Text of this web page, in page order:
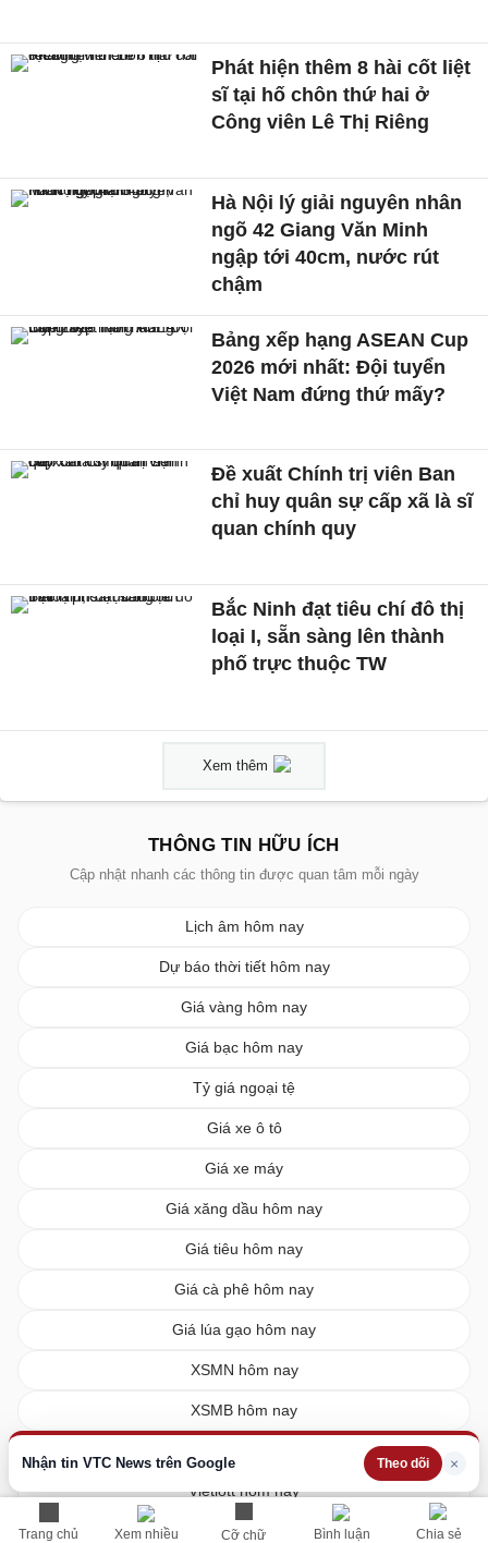
Trang chủ Xem nhiều Cỡ chữ Bình luận Chia sẻ
Nhận tin VTC News trên Google Theo dõi ×
Phát hiện thêm 8 hài cốt liệt
sĩ tại hố chôn thứ hai ở
Công viên Lê Thị Riêng
Hà Nội lý giải nguyên nhân
ngõ 42 Giang Văn Minh
ngập tới 40cm, nước rút
chậm
Bảng xếp hạng ASEAN Cup
2026 mới nhất: Đội tuyển
Việt Nam đứng thứ mấy?
Đề xuất Chính trị viên Ban
chỉ huy quân sự cấp xã là sĩ
quan chính quy
Bắc Ninh đạt tiêu chí đô thị
loại I, sẵn sàng lên thành
phố trực thuộc TW
Xem thêm
THÔNG TIN HỮU ÍCH
Cập nhật nhanh các thông tin được quan tâm mỗi ngày
Lịch âm hôm nay
Dự báo thời tiết hôm nay
Giá vàng hôm nay
Giá bạc hôm nay
Tỷ giá ngoại tệ
Giá xe ô tô
Giá xe máy
Giá xăng dầu hôm nay
Giá tiêu hôm nay
Giá cà phê hôm nay
Giá lúa gạo hôm nay
XSMN hôm nay
XSMB hôm nay
Vietlott hôm nay